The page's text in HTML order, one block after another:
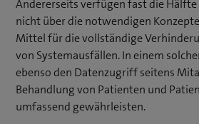
Andererseits verfügen fast die Hälfte
nicht über die notwendigen
Mittel für die vollständige
von Systemausfällen. In einem
ebenso den Datenzugriff seitens
Behandlung von Patienten und
umfassend gewährleisten.